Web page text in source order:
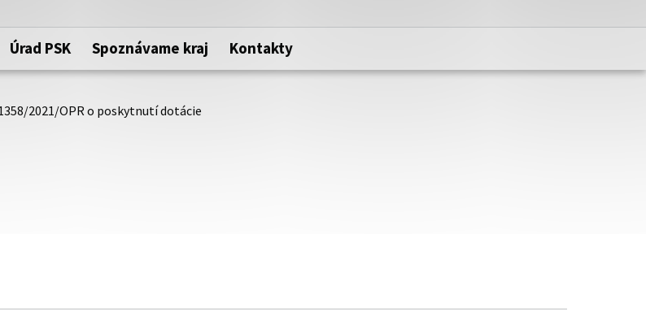
kraja.
zabezpečenú webovú stránku. Zabezpečená stránka vždy začína
https:// pred názvom domény webového sídla.
Úrad PSK Spoznávame kraj Kontakty
2021/OPR o poskytnutí dotácie